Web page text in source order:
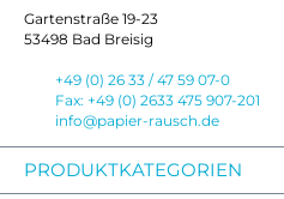
Gartenstraße 19-23
53498 Bad Breisig
+49 (0) 26 33 / 47 59 07-0
Fax: +49 (0) 2633 475 907-201
info@papier-rausch.de
PRODUKTKATEGORIEN